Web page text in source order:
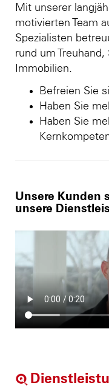
Mit unserer
motivierten Team
Spezialisten
rund um
Immobilien.
Befreien Sie
Haben Sie
Haben Sie
Unsere Kunden
unsere